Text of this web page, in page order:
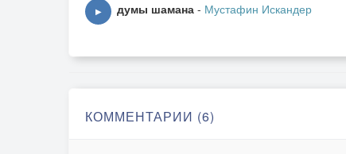
▶ думы шамана - Мустафин Искандер
КОММЕНТАРИИ (6)